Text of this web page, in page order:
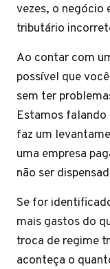
vezes, o negócio
tributário
Ao contar com
possível que
sem ter
Estamos
faz um
uma empresa
não ser
Se for
mais gastos do
troca de regime
aconteça o